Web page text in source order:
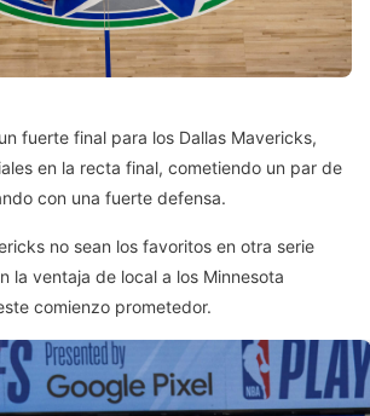
fuerte final para los Dallas Mavericks,
en la recta final, cometiendo un par de
con una fuerte defensa.
no sean los favoritos en otra serie
la ventaja de local a los Minnesota
comienzo prometedor.